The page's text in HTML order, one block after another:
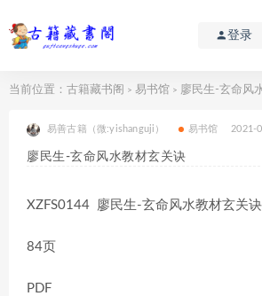
登录
当前位置： 古籍藏书阁 > 易书馆 > 廖民生-玄命风
易善古籍（微:yishanguji） 易书馆 2021-
廖民生-玄命风水教材玄关诀
XZFS0144 廖民生-玄命风水教材玄关诀
84页
PDF